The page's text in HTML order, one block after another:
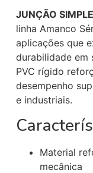
JUNÇÃO
linha Amanco
aplicações que
durabilidade em
PVC rígido
desempenho
e industriais.
Material
mecânica